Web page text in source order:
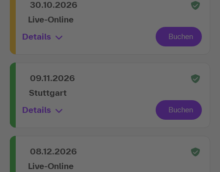
30.10.2026
Live-Online
Details
09.11.2026
Stuttgart
Details
08.12.2026
Live-Online